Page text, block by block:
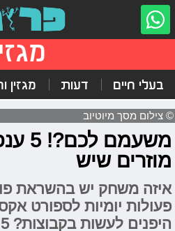
בעלי חיים דעות מגזין
© צילום מסך מיוטיוב
מוזרים שיש
איזה משחק יש בהשראת פו
פעולות יומיות לספורט